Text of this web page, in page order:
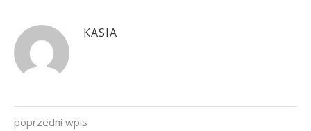
KASIA
poprzedni wpis